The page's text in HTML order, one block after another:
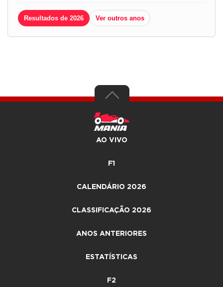
Resultados de 2026 Ver outros anos
AO VIVO
F1
CALENDÁRIO 2026
CLASSIFICAÇÃO 2026
ANOS ANTERIORES
ESTATÍSTICAS
F2